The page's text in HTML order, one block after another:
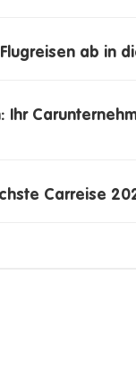
ab in
Ihr
Carreise